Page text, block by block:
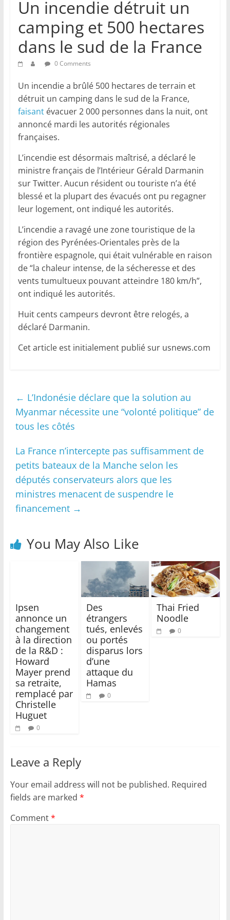
Un incendie détruit un
camping et 500 hectares
dans le sud de la France
0 Comments
Un incendie a brûlé 500 hectares de terrain et
détruit un camping dans le sud de la France,
faisant évacuer 2 000 personnes dans la nuit, ont
annoncé mardi les autorités régionales
françaises.
L’incendie est désormais maîtrisé, a déclaré le
ministre français de l’Intérieur Gérald Darmanin
sur Twitter. Aucun résident ou touriste n’a été
blessé et la plupart des évacués ont pu regagner
leur logement, ont indiqué les autorités.
L’incendie a ravagé une zone touristique de la
région des Pyrénées-Orientales près de la
frontière espagnole, qui était vulnérable en raison
de “la chaleur intense, de la sécheresse et des
vents tumultueux pouvant atteindre 180 km/h”,
ont indiqué les autorités.
Huit cents campeurs devront être relogés, a
déclaré Darmanin.
Cet article est initialement publié sur usnews.com
← L’Indonésie déclare que la solution au
Myanmar nécessite une “volonté politique” de
tous les côtés
La France n’intercepte pas suffisamment de
petits bateaux de la Manche selon les
députés conservateurs alors que les
ministres menacent de suspendre le
financement →
You May Also Like
Ipsen
annonce un
changement
à la direction
de la R&D :
Howard
Mayer prend
sa retraite,
remplacé par
Christelle
Huguet
0
Des
étrangers
tués, enlevés
ou portés
disparus lors
d’une
attaque du
Hamas
0
Thai Fried
Noodle
0
Leave a Reply
Your email address will not be published. Required
fields are marked *
Comment*